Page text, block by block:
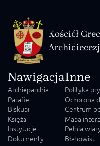
Kościół
Nawigacja
Archieparchia
Parafie
Biskupi
Księża
Instytucje
Dokumenty
Inne
Polityka
Ochorona
Centrum
Mapa
Pełnia
Błahowist